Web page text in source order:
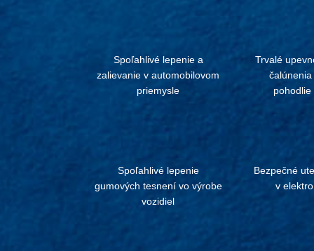
Spoľahlivé lepenie a
zalievanie v automobilovom
priemysle
Trvalé
pohodlie
Spoľahlivé lepenie
gumových tesnení vo výrobe
vozidiel
Bezpečné
v